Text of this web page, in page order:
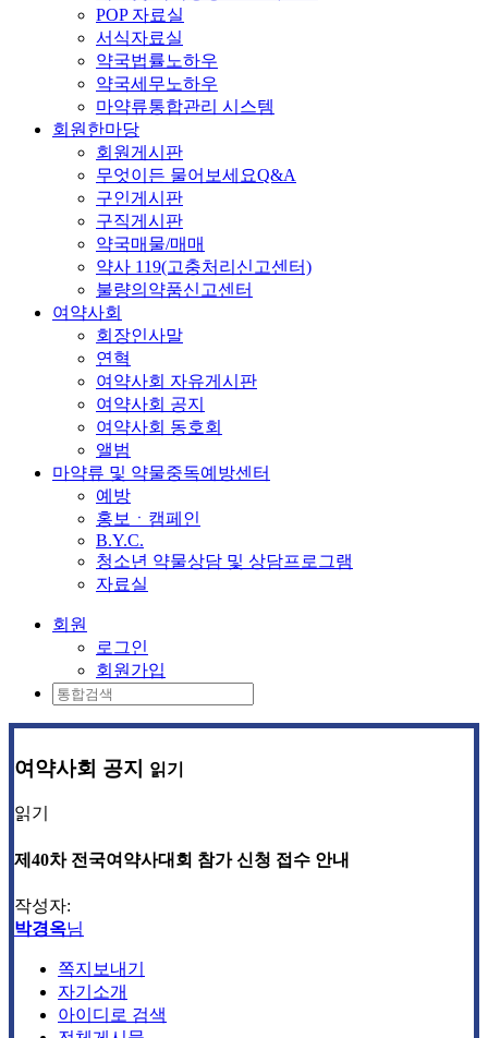
POP 자료실
서식자료실
약국법률노하우
약국세무노하우
마약류통합관리 시스템
회원한마당
회원게시판
무엇이든 물어보세요Q&A
구인게시판
구직게시판
약국매물/매매
약사 119(고충처리신고센터)
불량의약품신고센터
여약사회
회장인사말
연혁
여약사회 자유게시판
여약사회 공지
여약사회 동호회
앨범
마약류 및 약물중독예방센터
예방
홍보ㆍ캠페인
B.Y.C.
청소년 약물상담 및 상담프로그램
자료실
회원
로그인
회원가입
여약사회 공지 읽기
읽기
제40차 전국여약사대회 참가 신청 접수 안내
작성자:
박경옥님
쪽지보내기
자기소개
아이디로 검색